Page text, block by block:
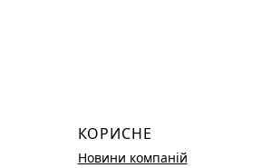
КОРИСНЕ
Новини компаній